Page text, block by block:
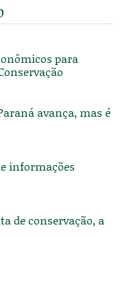
para
avança, mas é
informações
de conservação, a